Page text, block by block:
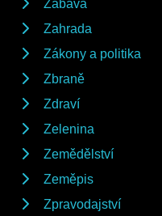
Zábava
Zahrada
Zákony a politika
Zbraně
Zdraví
Zelenina
Zemědělství
Zeměpis
Zpravodajství